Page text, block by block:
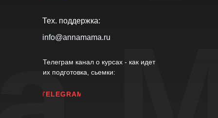
Тех. поддержка:
Телеграм канал о курсах - как идет
их подготовка, сьемки:
info@annamama.ru
TELEGRAM